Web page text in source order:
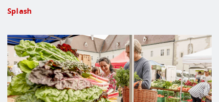
Splash